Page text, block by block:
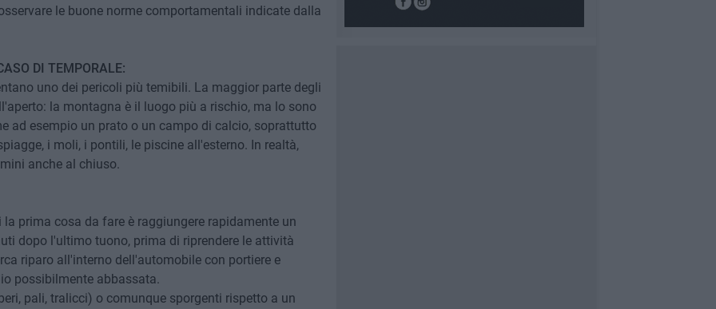
le buone norme comportamentali indicate dalla
DI TEMPORALE:
uno dei pericoli più temibili. La maggior parte degli
la montagna è il luogo più a rischio, ma lo sono
ad esempio un prato o un campo di calcio, soprattutto
i moli, i pontili, le piscine all'esterno. In realtà,
anche al chiuso.
prima cosa da fare è raggiungere rapidamente un
dopo l'ultimo tuono, prima di riprendere le attività
riparo all'interno dell'automobile con portiere e
possibilmente abbassata.
pali, tralicci) o comunque sporgenti rispetto a un